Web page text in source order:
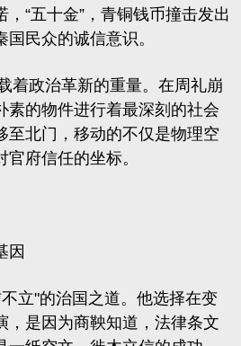
“五十金”，青铜钱币撞击发出
民众的诚信意识。
政治革新的重量。在周礼崩
素的物件进行着最深刻的社会
至北门，移动的不仅是物理空
府信任的坐标。
因
"的治国之道。他选择在变
，是因为商鞅知道，法律条文